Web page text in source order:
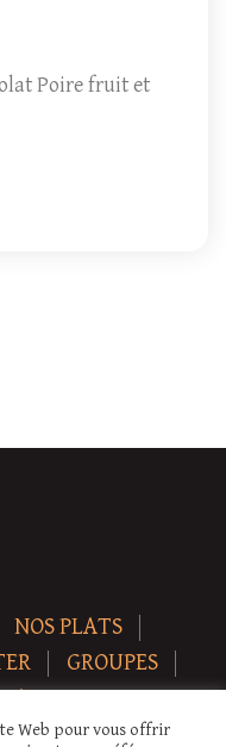
Poire fruit et
NOS PLATS
GROUPES
Web pour vous offrir